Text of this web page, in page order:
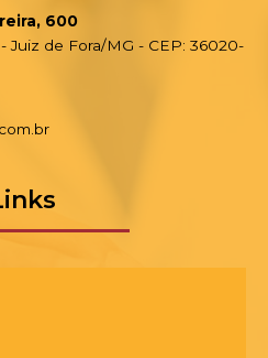
600
- Juiz de Fora/MG - CEP: 36020-